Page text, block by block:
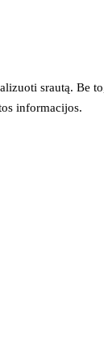
srautą. Be
informacijos.